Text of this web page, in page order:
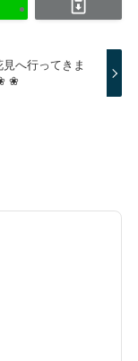
へ行ってきま
❀